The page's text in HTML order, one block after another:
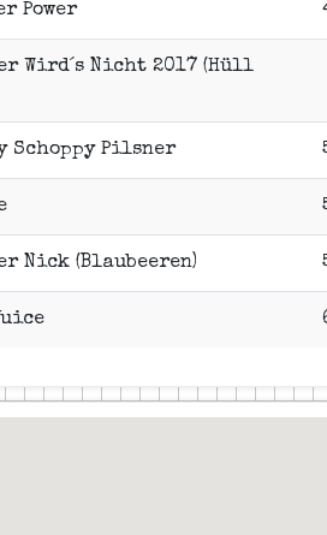
Power
Wird´s Nicht 2017 (Hüll
Schoppy Pilsner
Nick (Blaubeeren)